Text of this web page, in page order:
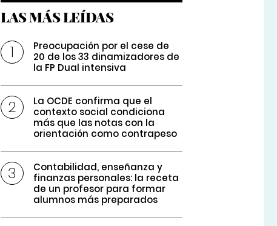
LAS MÁS LEÍDAS
Preocupación por el cese de
20 de los 33 dinamizadores de
la FP Dual intensiva
La OCDE confirma que el
contexto social condiciona
más que las notas con la
orientación como contrapeso
Contabilidad, enseñanza y
finanzas personales: la receta
de un profesor para formar
alumnos más preparados